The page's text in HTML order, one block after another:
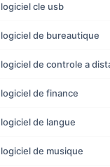
logiciel cle usb
logiciel de bureautique
logiciel de controle a
logiciel de finance
logiciel de langue
logiciel de musique